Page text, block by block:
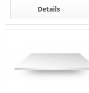
Details